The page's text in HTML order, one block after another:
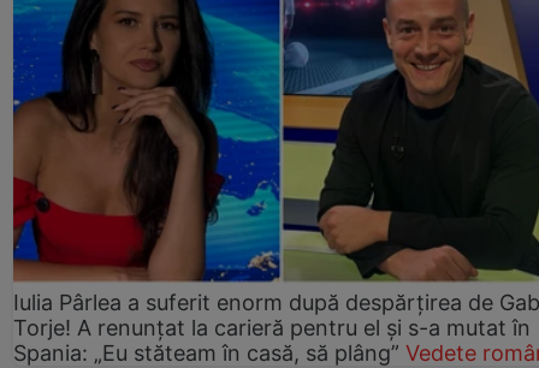
Iulia Pârlea a suferit enorm după despărțirea de
Torje! A renunțat la carieră pentru el și s-a mutat în
Spania: „Eu stăteam în casă, să plâng” Vedete